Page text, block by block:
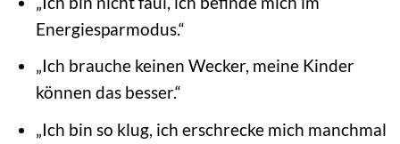
Energiesparmodus.“
„Ich brauche keinen Wecker, meine Kinder
können das besser.“
„Ich bin so klug, ich erschrecke mich manchmal